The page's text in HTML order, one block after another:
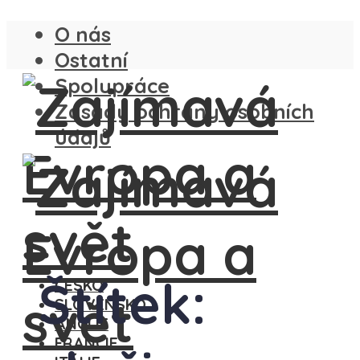
O nás
Ostatní
Spolupráce
Zásady ochrany osobních
údajů
ČESKO
SLOVENSKO
ANGLIE
FRANCIE
Štítek: